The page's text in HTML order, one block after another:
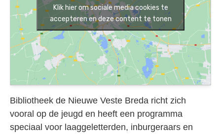
Klik hier om sociale media cookies te
accepteren en deze content te tonen
Bibliotheek de Nieuwe Veste Breda richt zich
vooral op de jeugd en heeft een programma
speciaal voor laaggeletterden, inburgeraars en